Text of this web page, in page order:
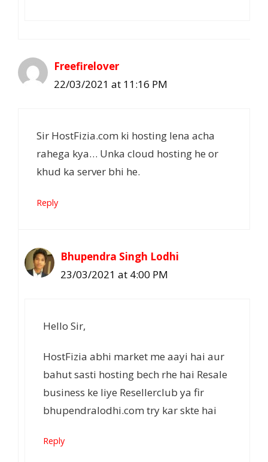
Freefirelover
22/03/2021 at 11:16 PM
Sir HostFizia.com ki hosting lena acha
rahega kya… Unka cloud hosting he or
khud ka server bhi he.
Reply
Bhupendra Singh Lodhi
23/03/2021 at 4:00 PM
Hello Sir,
HostFizia abhi market me aayi hai aur
bahut sasti hosting bech rhe hai Resale
business ke liye Resellerclub ya fir
bhupendralodhi.com try kar skte hai
Reply